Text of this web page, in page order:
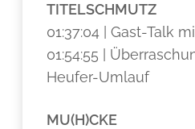
TITELSCHMUTZ
01:37:04 | Gast-Talk
01:54:55 |
Heufer-Umlauf
MU(H)CKE